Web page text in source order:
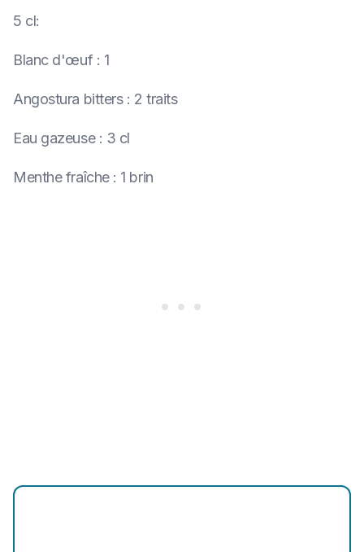
5 cl:
Blanc d'œuf : 1
Angostura bitters : 2 traits
Eau gazeuse : 3 cl
Menthe fraîche : 1 brin